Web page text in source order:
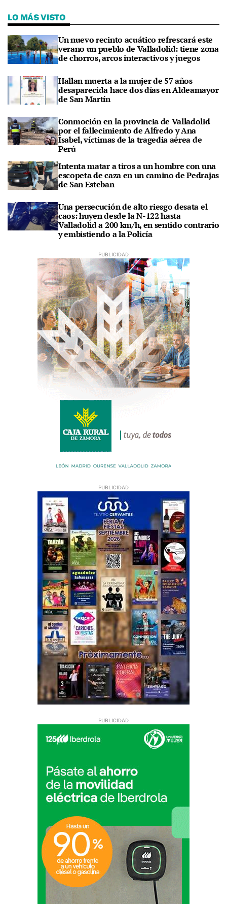
LO MÁS VISTO
Un nuevo recinto acuático refrescará este
verano un pueblo de Valladolid: tiene zona
de chorros, arcos interactivos y juegos
Hallan muerta a la mujer de 57 años
desaparecida hace dos días en Aldeamayor
de San Martín
Conmoción en la provincia de Valladolid
por el fallecimiento de Alfredo y Ana
Isabel, víctimas de la tragedia aérea de
Perú
Intenta matar a tiros a un hombre con una
escopeta de caza en un camino de Pedrajas
de San Esteban
Una persecución de alto riesgo desata el
caos: huyen desde la N-122 hasta
Valladolid a 200 km/h, en sentido contrario
y embistiendo a la Policía